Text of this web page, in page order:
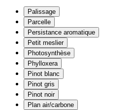
Palissage
Parcelle
Persistance aromatique
Petit meslier
Photosynthèse
Phylloxera
Pinot blanc
Pinot gris
Pinot noir
Plan air/carbone